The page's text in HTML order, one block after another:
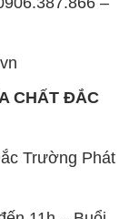
11h – Buổi
chiều: từ